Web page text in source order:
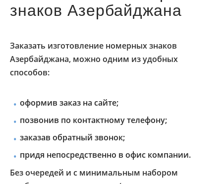
знаков Азербайджана
Заказать изготовление номерных знаков
Азербайджана, можно одним из удобных
способов:
оформив заказ на сайте;
позвонив по контактному телефону;
заказав обратный звонок;
придя непосредственно в офис компании.
Без очередей и с минимальным набором